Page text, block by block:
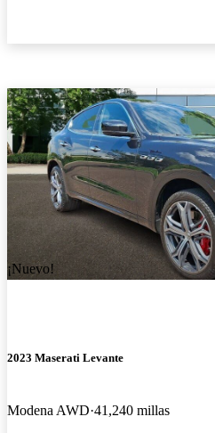
¡Nuevo!
2023 Maserati Levante
Modena AWD 41,240 millas